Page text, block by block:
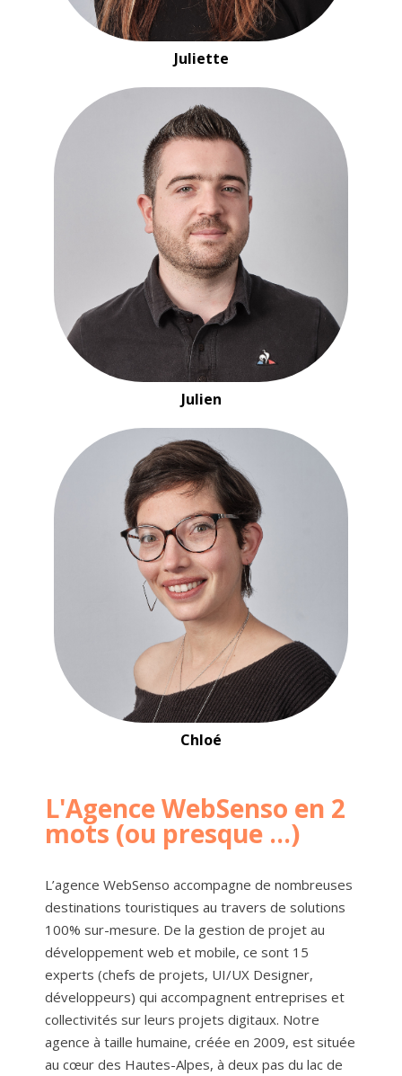
Juliette
Julien
Chloé
L'Agence WebSenso en 2
mots (ou presque ...)
L’agence WebSenso accompagne de nombreuses
destinations touristiques au travers de solutions
100% sur-mesure. De la gestion de projet au
développement web et mobile, ce sont 15
experts (chefs de projets, UI/UX Designer,
développeurs) qui accompagnent entreprises et
collectivités sur leurs projets digitaux. Notre
agence à taille humaine, créée en 2009, est située
au cœur des Hautes-Alpes, à deux pas du lac de